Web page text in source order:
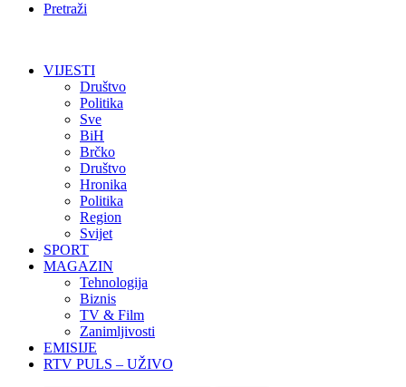
Pretraži
VIJESTI
Društvo
Politika
Sve
BiH
Brčko
Društvo
Hronika
Politika
Region
Svijet
SPORT
MAGAZIN
Tehnologija
Biznis
TV & Film
Zanimljivosti
EMISIJE
RTV PULS – UŽIVO